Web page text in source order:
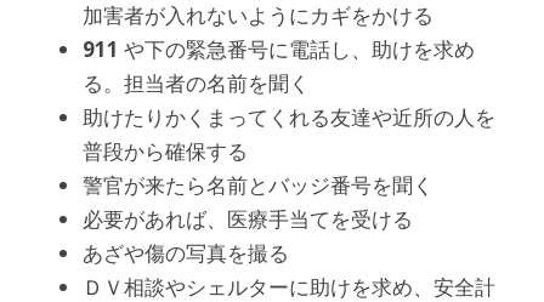
加害者が入れないようにカギをかける
911 や下の緊急番号に電話し、助けを求め
る。担当者の名前を聞く
助けたりかくまってくれる友達や近所の人を
普段から確保する
警官が来たら名前とバッジ番号を聞く
必要があれば、医療手当てを受ける
あざや傷の写真を撮る
ＤＶ相談やシェルターに助けを求め、安全計